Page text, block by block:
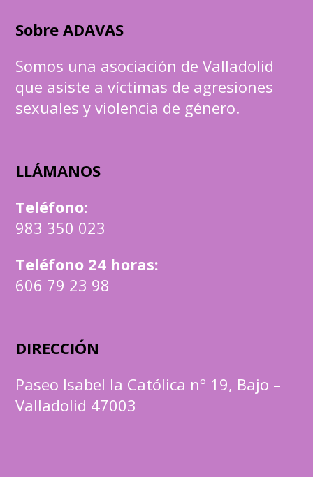
Sobre ADAVAS
Somos una asociación de Valladolid
que asiste a víctimas de agresiones
sexuales y violencia de género.
LLÁMANOS
Teléfono:
983 350 023
Teléfono 24 horas:
606 79 23 98
DIRECCIÓN
Paseo Isabel la Católica nº 19, Bajo –
Valladolid 47003